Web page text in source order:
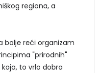
regiona, a
bolje reći organizam
"prirodnih"
to vrlo dobro